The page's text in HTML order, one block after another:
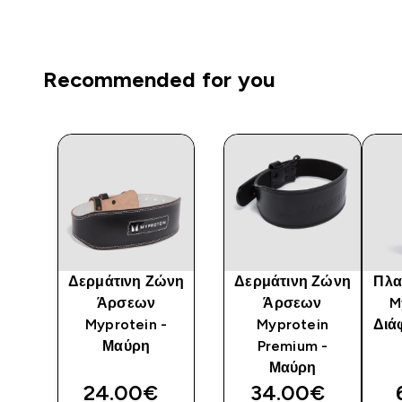
Recommended for you
Δερμάτινη Ζώνη
Άρσεων
Myprotein -
Μαύρη
24.00€‎
Δερμάτινη Ζώνη
Άρσεων
Myprotein
Premium -
Μαύρη
34.00€‎